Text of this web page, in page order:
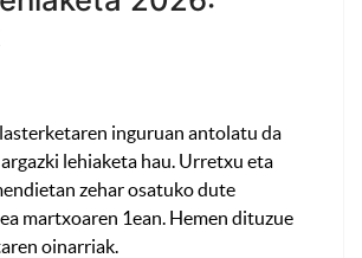
inguruan antolatu da
lehiaketa hau. Urretxu eta
zehar osatuko dute
martxoaren 1ean. Hemen dituzue
oinarriak.